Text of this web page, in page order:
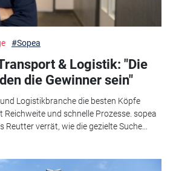
#Sopea
& Logistik: "Die
die Gewinner sein"
Logistikbranche die besten Köpfe
und schnelle Prozesse. sopea
verrät, wie die gezielte Suche...